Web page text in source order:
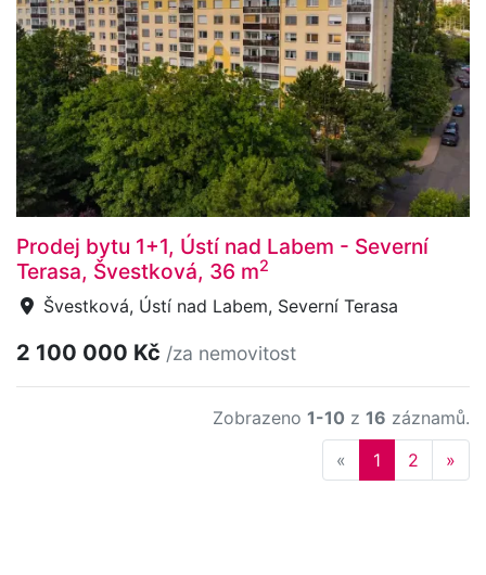
Prodej bytu 1+1, Ústí nad Labem - Severní
Terasa, Švestková, 36 m2
Švestková, Ústí nad Labem, Severní Terasa
2 100 000 Kč /za nemovitost
Zobrazeno 1-10 z 16 záznamů.
« Previous
1 2 »